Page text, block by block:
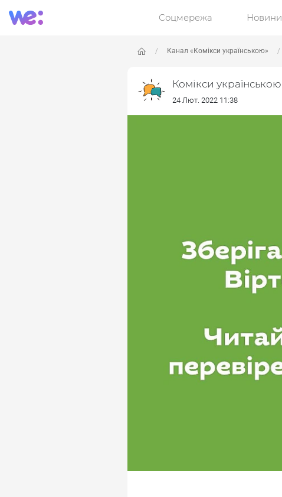
Соцмережа Новини
Канал «Комікси українською»
Комікси українською
24 Лют. 2022 11:38